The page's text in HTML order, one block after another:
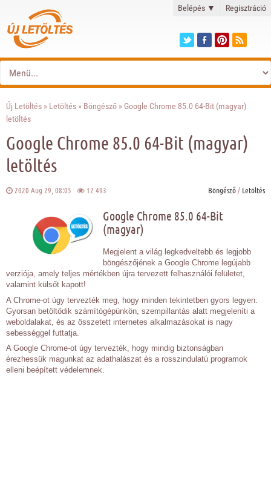
Belépés ▼ Regisztráció
Új Letöltés » Letöltés » Böngésző » Google Chrome 85.0 64-Bit (magyar)
letöltés
Google Chrome 85.0 64-Bit (magyar)
letöltés
2020 Aug 29, 08:05 12 493 Böngésző/ Letöltés
Google Chrome 85.0 64-Bit
(magyar)
Megjelent a világ legkedveltebb és legjobb
böngészőjének a Google Chrome legújabb
verziója, amely teljes mértékben újra tervezett felhasználói felületet,
valamint külsőt kapott!
A Chrome-ot úgy tervezték meg, hogy minden tekintetben gyors legyen.
Gyorsan betöltődik számítógépünkön, szempillantás alatt megjeleníti a
weboldalakat, és az összetett internetes alkalmazásokat is nagy
sebességgel futtatja.
A Google Chrome-ot úgy tervezték, hogy mindig biztonságban
érezhessük magunkat az adathalászat és a rosszindulatú programok
elleni beépített védelemnek.